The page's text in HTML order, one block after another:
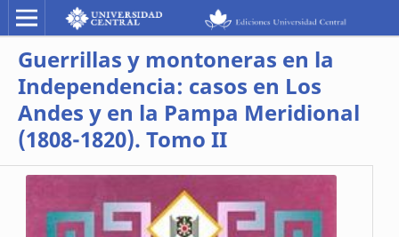
Guerrillas y montoneras en la
Independencia: casos en Los
Andes y en la Pampa Meridional
(1808-1820). Tomo II